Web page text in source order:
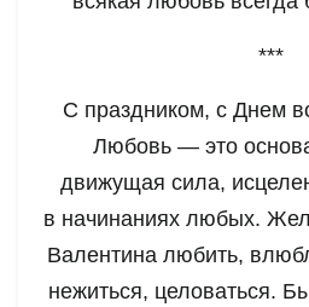
***
С праздником, с Днем
Любовь — это
движущая сила,
в начинаниях любых.
Валентина любить,
нежиться, целоваться.